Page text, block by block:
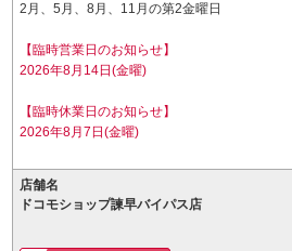
2月、5月、8月、11月の第2金曜日
【臨時営業日のお知らせ】
2026年8月14日(金曜)
【臨時休業日のお知らせ】
2026年8月7日(金曜)
店舗名
ドコモショップ諫早バイパス店